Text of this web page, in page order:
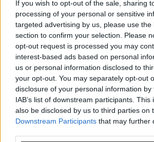
If you wish to opt-out of the sale, sharing
processing of your personal or sensitive
targeted advertising by us, please use the
section to confirm your selection. Please
opt-out request is processed you may
interest-based ads based on personal
us or personal information disclosed to
your opt-out. You may separately opt-out
disclosure of your personal information
IAB’s list of downstream participants.
also be disclosed by us to third parties on
Downstream Participants that may further
oder crazy Trends – wir checken alles
Wichtigste raus und bringen’s auf
TOP STORIES